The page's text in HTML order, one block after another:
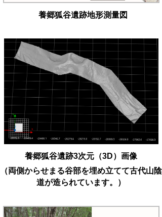
養郷狐谷遺跡地形測量図
養郷狐谷遺跡3次元（3D）画像
（両側からせまる谷部を埋め立てて古代山陰
道が造られています。）